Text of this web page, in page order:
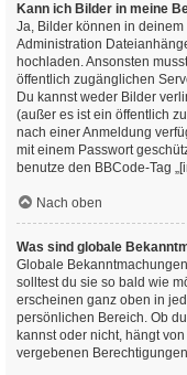
Kann ich Bilder in meine
Ja, Bilder können in
Administration
hochladen. Ansonsten
öffentlich zugänglichen
Du kannst weder Bilder
(außer es ist ein öffentlich
nach einer Anmeldung
mit einem Passwort
benutze den BBCode-Tag
Nach oben
Was sind globale
Globale
solltest du sie so bald wie
erscheinen ganz oben in
persönlichen Bereich. Ob
kannst oder nicht, hängt
vergebenen